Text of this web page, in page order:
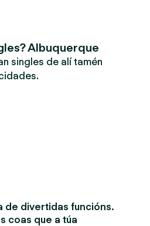
Albuquerque
singles de alí tamén
de divertidas funcións.
coas que a túa